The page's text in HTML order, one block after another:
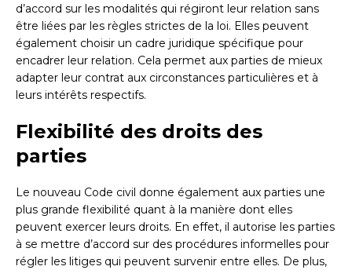
d’accord sur les modalités qui régiront leur relation sans
être liées par les règles strictes de la loi. Elles peuvent
également choisir un cadre juridique spécifique pour
encadrer leur relation. Cela permet aux parties de mieux
adapter leur contrat aux circonstances particulières et à
leurs intérêts respectifs.
Flexibilité des droits des
parties
Le nouveau Code civil donne également aux parties une
plus grande flexibilité quant à la manière dont elles
peuvent exercer leurs droits. En effet, il autorise les parties
à se mettre d’accord sur des procédures informelles pour
régler les litiges qui peuvent survenir entre elles. De plus,